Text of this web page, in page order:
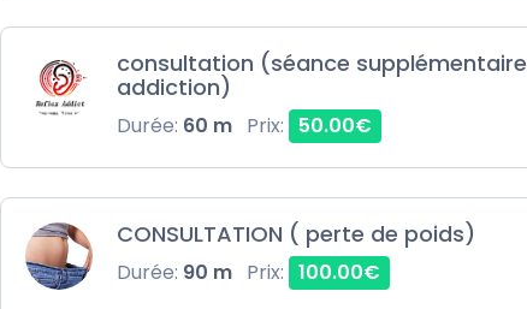
consultation (séance supplémentaire
addiction)
Durée: 60 m Prix: 50.00€
CONSULTATION ( perte de poids)
Durée: 90 m Prix: 100.00€